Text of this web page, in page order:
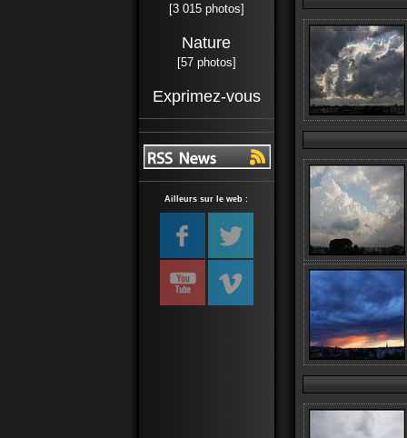
[3 015 photos]
Nature
[57 photos]
Exprimez-vous
Ailleurs sur le web :